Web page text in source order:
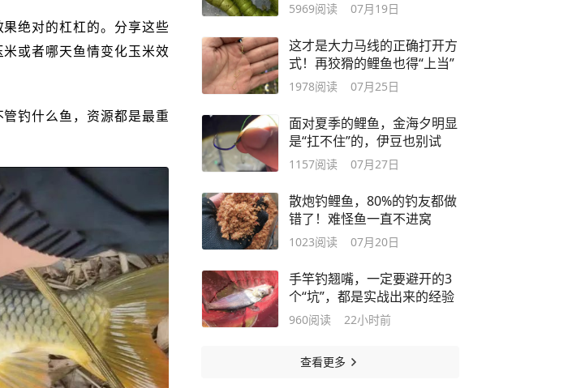
绝对的杠杠的。分享这些
或者哪天鱼情变化玉米效
钓什么鱼，资源都是最重
5969阅读 07月19日
这才是大力马线的正确打开方
式！再狡猾的鲤鱼也得“上当”
1978阅读 07月25日
面对夏季的鲤鱼，金海夕明显
是“扛不住”的，伊豆也别试
1157阅读 07月27日
散炮钓鲤鱼，80%的钓友都做
错了！难怪鱼一直不进窝
1023阅读 07月20日
手竿钓翘嘴，一定要避开的3
个“坑”，都是实战出来的经验
960阅读 22小时前
查看更多